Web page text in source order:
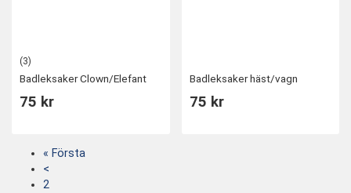
(3)
Badleksaker Clown/Elefant
75 kr
Badleksaker häst/vagn
75 kr
« Första
<
2